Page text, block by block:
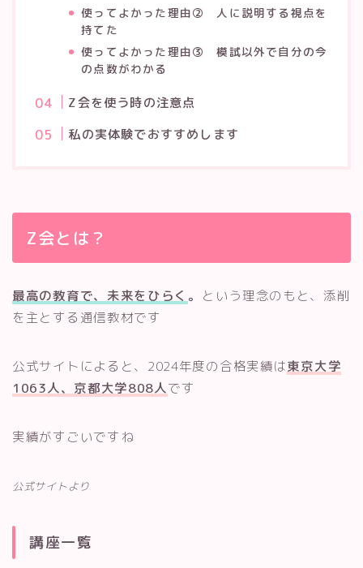
使ってよかった理由② 人に説明する視点を
持てた
使ってよかった理由③ 模試以外で自分の今
の点数がわかる
Z会を使う時の注意点
私の実体験でおすすめします
Z会とは？
最高の教育で、未来をひらく 。 という理念のもと、添削
を主とする通信教材です
公式サイトによると、2024年度の合格実績は東京大学
1063人、京都大学808人です
実績がすごいですね
公式サイトより
講座一覧